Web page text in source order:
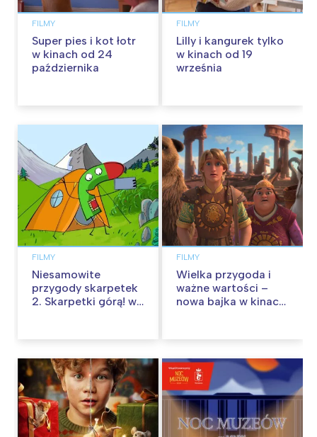
FILMY
Super pies i kot łotr
w kinach od 24
października
FILMY
Lilly i kangurek tylko
w kinach od 19
września
FILMY
Niesamowite
przygody skarpetek
2. Skarpetki górą! w
FILMY
Wielka przygoda i
ważne wartości –
nowa bajka w kinach